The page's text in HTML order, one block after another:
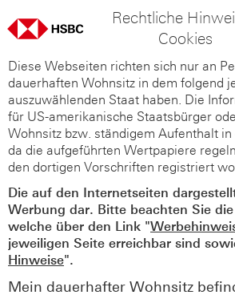
Rechtliche
Cookies
Diese Webseiten richten sich nur an
dauerhaften Wohnsitz in dem folgend
auszuwählenden Staat haben. Die
für US-amerikanische Staatsbürger
Wohnsitz bzw. ständigem Aufenthalt
da die aufgeführten Wertpapiere
den dortigen Vorschriften registriert
Die auf den Internetseiten
Werbung dar. Bitte beachten Sie
welche über den Link "
jeweiligen Seite erreichbar sind
Hinweise".
Mein dauerhafter Wohnsitz